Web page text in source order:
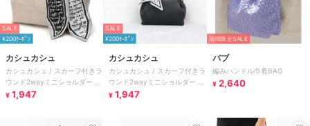
SALE
¥200ｸｰﾎﾟﾝ
カシュカシュ
カシュカシュ / スカーフ付きラ
ウンド2wayミニショルダー フ
ォーマル セレモニー
¥ 1,947
SALE
¥200ｸｰﾎﾟﾝ
カシュカシュ
カシュカシュ / スカーフ付きラ
ウンド2wayミニショルダー フ
ォーマル セレモニー
¥ 1,947
期間限定SALE
バブ
編みハンドル巾着BAG
¥ 2,640